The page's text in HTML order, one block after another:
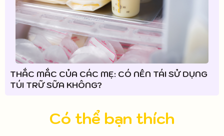
THẮC MẮC CỦA CÁC MẸ: CÓ NÊN TÁI SỬ DỤNG
TÚI TRỮ SỮA KHÔNG?
Có thể bạn thích